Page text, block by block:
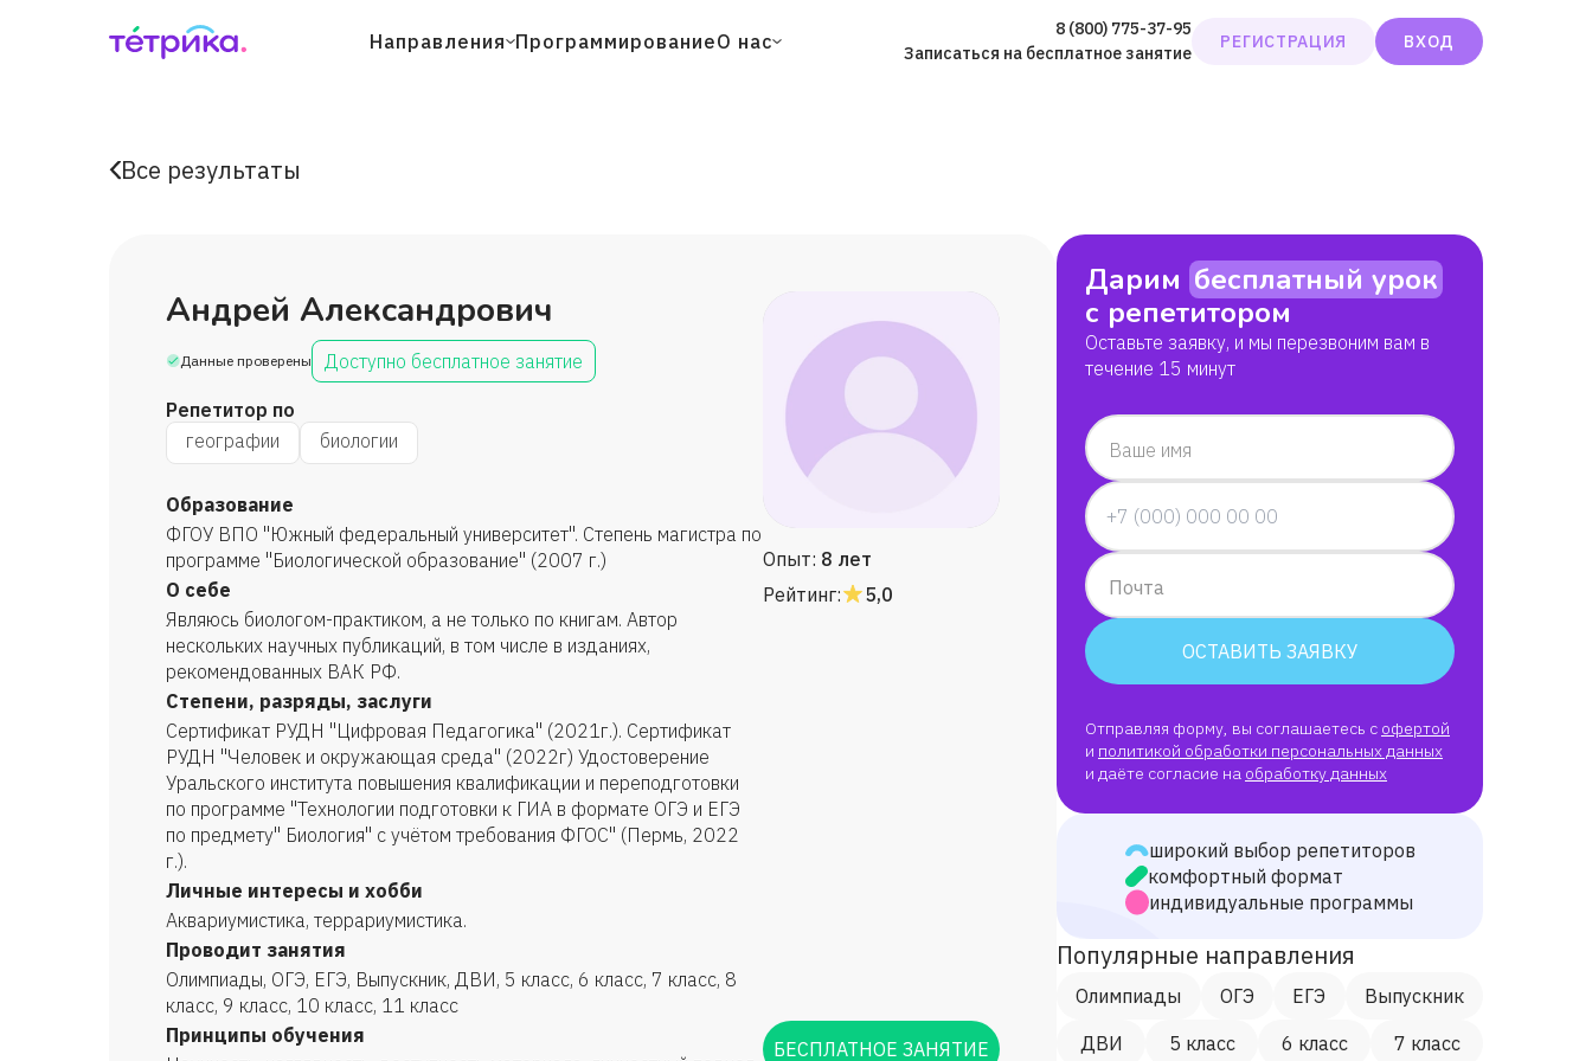
Направления ПрограммированиеО нас
8 (800) 775-37-95
Записаться на бесплатное занятие
РЕГИСТРАЦИЯ ВХОД
Все результаты
Андрей Александрович
Данные проверены Доступно бесплатное занятие
Репетитор по
географии
биологии
Образование
ФГОУ ВПО "Южный федеральный университет". Степень магистра по
программе "Биологической образование" (2007 г.)
О себе
Являюсь биологом-практиком, а не только по книгам. Автор
нескольких научных публикаций, в том числе в изданиях,
рекомендованных ВАК РФ.
Степени, разряды, заслуги
Сертификат РУДН "Цифровая Педагогика" (2021г.). Сертификат
РУДН "Человек и окружающая среда" (2022г) Удостоверение
Уральского института повышения квалификации и переподготовки
по программе "Технологии подготовки к ГИА в формате ОГЭ и ЕГЭ
по предмету" Биология" с учётом требования ФГОС" (Пермь, 2022
г.).
Личные интересы и хобби
Аквариумистика, террариумистика.
Проводит занятия
Олимпиады, ОГЭ, ЕГЭ, Выпускник, ДВИ, 5 класс, 6 класс, 7 класс, 8
класс, 9 класс, 10 класс, 11 класс
Принципы обучения
Опыт: 8 лет
Рейтинг:
5,0
БЕСПЛАТНОЕ ЗАНЯТИЕ
Дарим бесплатный урок
с репетитором
Оставьте заявку, и мы перезвоним вам в
течение 15 минут
Ваше имя
Почта
ОСТАВИТЬ ЗАЯВКУ
Отправляя форму, вы соглашаетесь с офертой
и политикой обработки персональных данных
и даёте согласие на обработку данных
широкий выбор репетиторов
комфортный формат
индивидуальные программы
Популярные направления
Олимпиады ОГЭ ЕГЭ
Выпускник
ДВИ
5 класс 6 класс
7 класс